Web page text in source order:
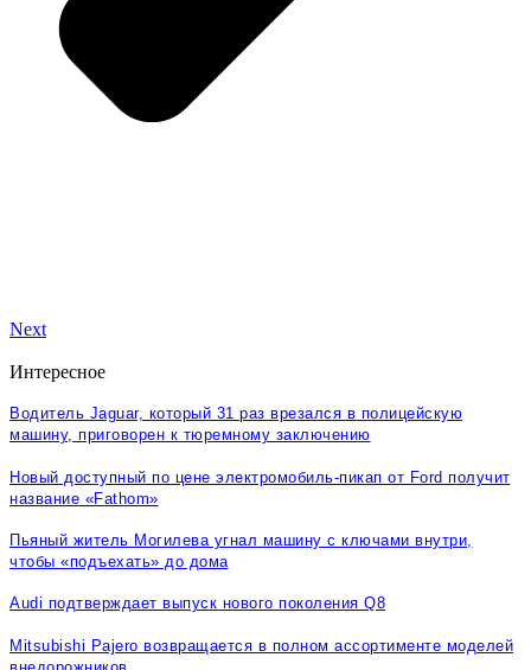
Next
Интересное
Водитель Jaguar, который 31 раз врезался в полицейскую
машину, приговорен к тюремному заключению
Новый доступный по цене электромобиль-пикап от Ford получит
название «Fathom»
Пьяный житель Могилева угнал машину с ключами внутри,
чтобы «подъехать» до дома
Audi подтверждает выпуск нового поколения Q8
Mitsubishi Pajero возвращается в полном ассортименте моделей